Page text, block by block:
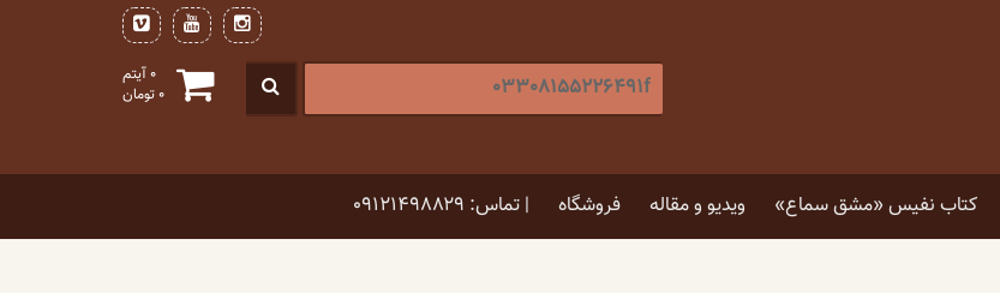
0 آیتم
0تومان
جستجو
برای
کتاب نفیس «مشق سماع» ویدیو و مقاله فروشگاه | تماس: ۰۹۱۲۱۴۹۸۸۲۹